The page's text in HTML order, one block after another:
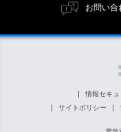
お問い合
情報セキュ
サイトポリシー